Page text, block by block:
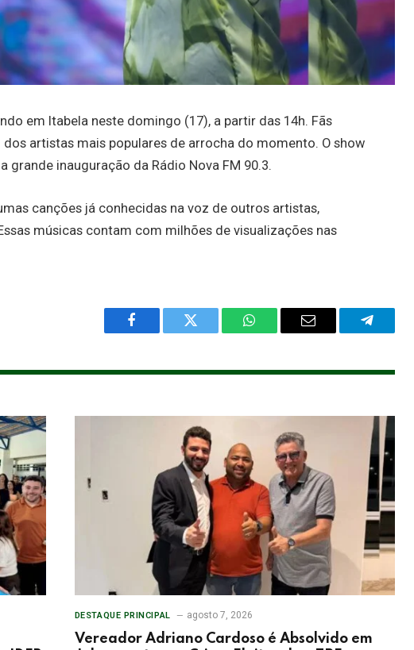
em Itabela neste domingo (17), a partir das 14h. Fãs
artistas mais populares de arrocha do momento. O show
inauguração da Rádio Nova FM 90.3.
canções já conhecidas na voz de outros artistas,
músicas contam com milhões de visualizações nas
Facebook Twitter WhatsAppEmail Telegram
DESTAQUE PRINCIPAL agosto 7, 2026
Vereador Adriano Cardoso é Absolvido em